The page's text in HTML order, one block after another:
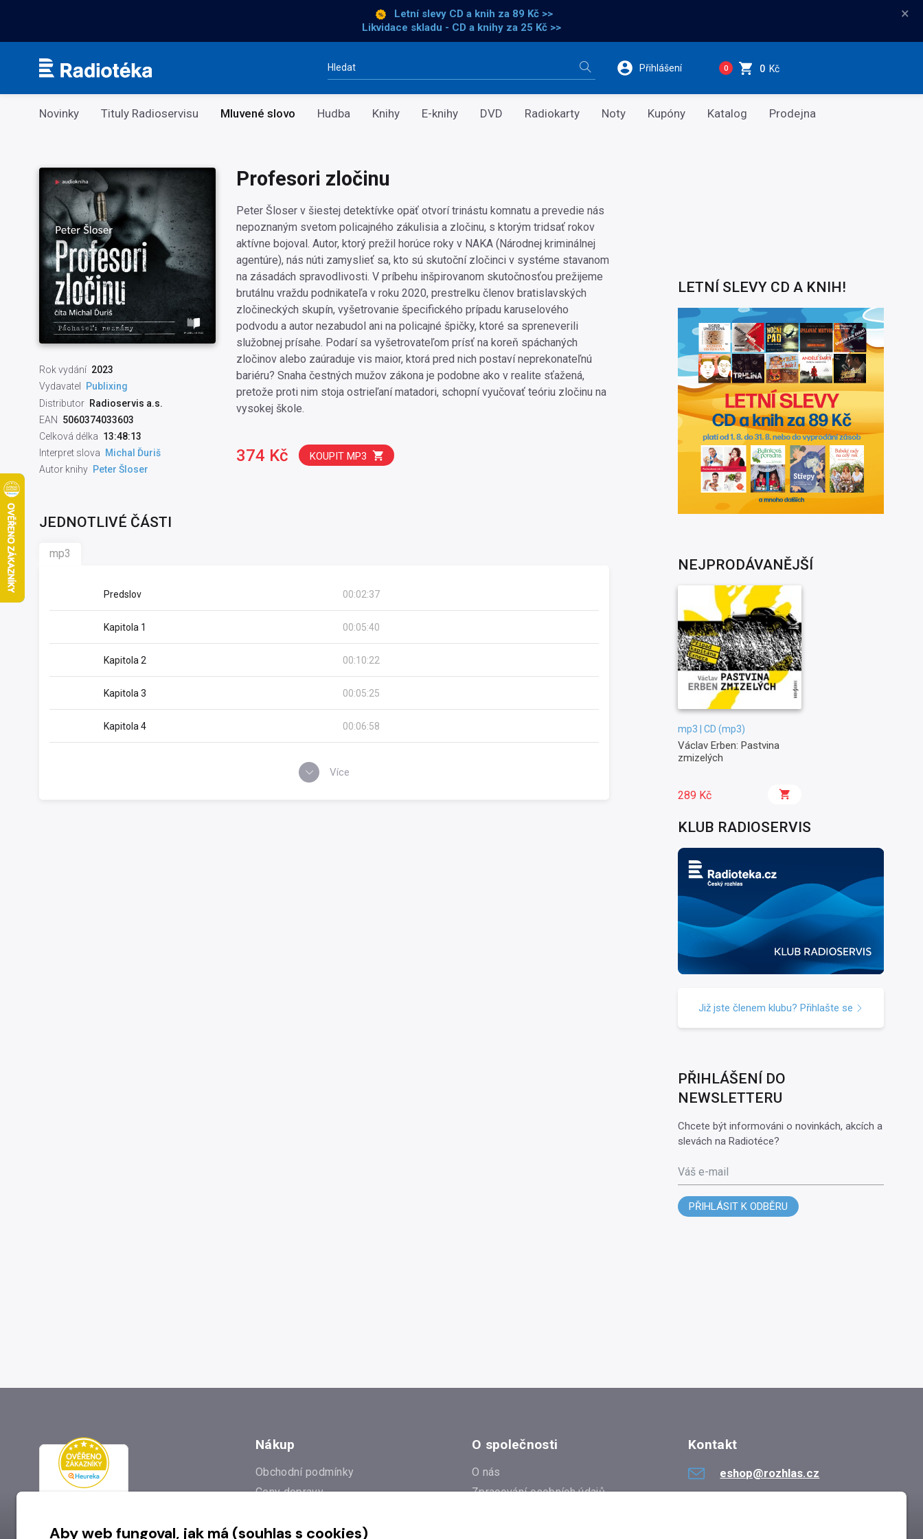
Letní slevy CD a knih za 89 Kč >>
Likvidace skladu - CD a knihy za 25 Kč >>
×
Vyhledávání Přihlášení 0 0 Kč
Kategorie
Novinky Tituly Radioservisu Mluvené slovo Hudba Knihy E-knihy DVD Radiokarty Noty Kupóny Katalog Prodejna
Rok vydání 2023
Vydavatel
Publixing
Distributor Radioservis a.s.
EAN
5060374033603
Celková délka 13:48:13
Interpret slova
Michal Ďuriš
Autor knihy Peter Šloser
Profesori zločinu
Peter Šloser v šiestej detektívke opäť otvorí trinástu komnatu a prevedie nás
nepoznaným svetom policajného zákulisia a zločinu, s ktorým tridsať rokov
aktívne bojoval. Autor, ktorý prežil horúce roky v NAKA (Národnej kriminálnej
agentúre), nás núti zamyslieť sa, kto sú skutoční zločinci v systéme stavanom
na zásadách spravodlivosti. V príbehu inšpirovanom skutočnosťou prežijeme
brutálnu vraždu podnikateľa v roku 2020, prestrelku členov bratislavských
zločineckých skupín, vyšetrovanie špecifického prípadu karuselového
podvodu a autor nezabudol ani na policajné špičky, ktoré sa spreneverili
služobnej prísahe. Podarí sa vyšetrovateľom prísť na koreň spáchaných
zločinov alebo zaúraduje vis maior, ktorá pred nich postaví neprekonateľnú
bariéru? Snaha čestných mužov zákona je podobne ako v realite sťažená,
pretože proti nim stoja ostrieľaní matadori, schopní vyučovať teóriu zločinu na
vysokej škole.
374 Kč KOUPIT MP3
JEDNOTLIVÉ ČÁSTI
mp3
Predslov 00:02:37
Kapitola 1 00:05:40
Kapitola 2 00:10:22
Kapitola 3 00:05:25
Kapitola 4 00:06:58
Více
LETNÍ SLEVY CD A KNIH!
NEJPRODÁVANĚJŠÍ
mp3 | CD (mp3)
Václav Erben: Pastvina
zmizelých
289 Kč
KLUB RADIOSERVIS
Již jste členem klubu? Přihlašte se
PŘIHLÁŠENÍ DO
NEWSLETTERU
Chcete být informováni o novinkách, akcích a
slevách na Radiotéce?
Váš e-mail
PŘIHLÁSIT K ODBĚRU
Nákup
Obchodní podmínky
Ceny dopravy
Prodejna
O společnosti
O nás
Zpracování osobních údajů
Kontakt
eshop@rozhlas.cz
Aby web fungoval, jak má (souhlas s cookies)